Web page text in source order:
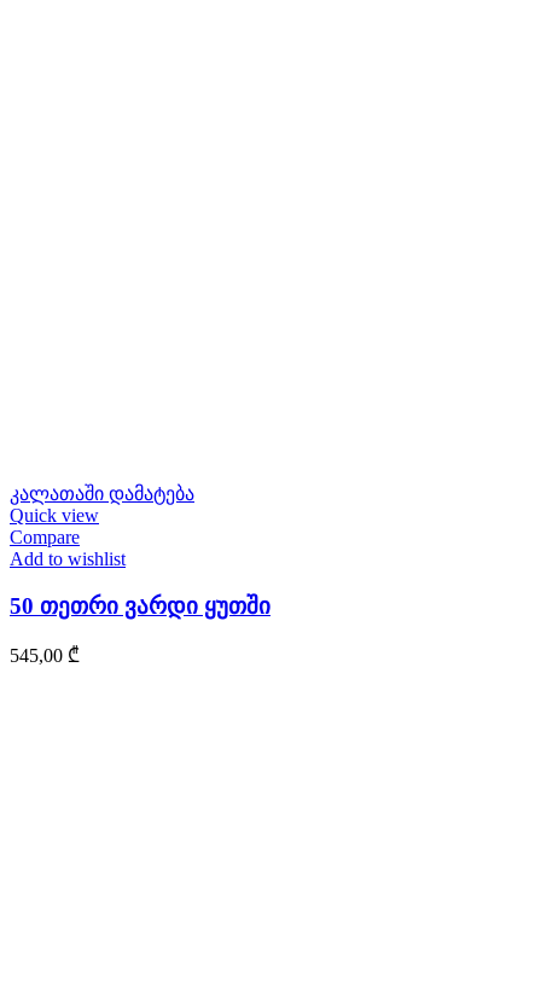
კალათაში დამატება
Quick view
Compare
Add to wishlist
50 თეთრი ვარდი ყუთში
545,00 ₾